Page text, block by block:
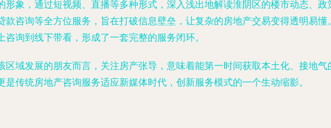
形象，通过短视频、直播等多种形式，深入浅出地解读淮阴区的楼市动态、
款咨询等全方位服务，旨在打破信息壁垒，让复杂的房地产交易变得透明易
询到线下带看，形成了一套完整的服务闭环。
区域发展的朋友而言，关注房产张导，意味着能第一时间获取本土化、接地
传统房地产咨询服务适应新媒体时代，创新服务模式的一个生动缩影。